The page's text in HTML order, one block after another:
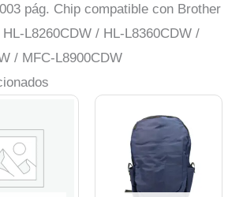
pág. Chip compatible con Brother
L8260CDW / HL-L8360CDW /
/ MFC-L8900CDW